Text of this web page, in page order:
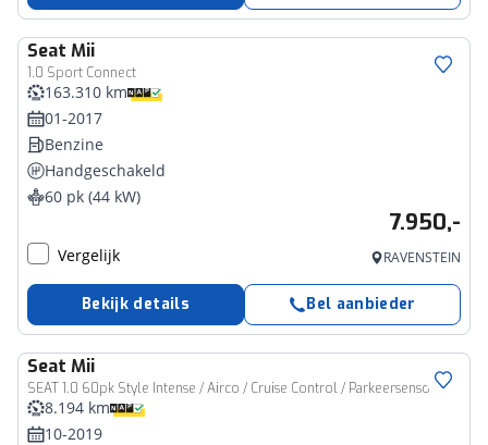
Seat Mii
1.0 Sport Connect
163.310 km
01-2017
Benzine
Handgeschakeld
60 pk (44 kW)
7.950,-
Vergelijk RAVENSTEIN
Bekijk details Bel aanbieder
Seat Mii
SEAT 1.0 60pk Style Intense / Airco / Cruise Control / Parkeersensoren
8.194 km
10-2019